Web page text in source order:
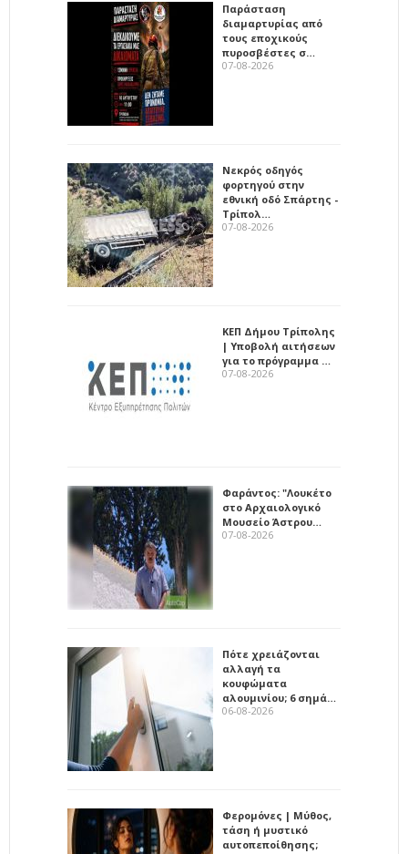
Παράσταση
διαμαρτυρίας από
τους εποχικούς
πυροσβέστες σ…
07-08-2026
Νεκρός οδηγός
φορτηγού στην
εθνική οδό Σπάρτης -
Τρίπολ…
07-08-2026
ΚΕΠ Δήμου Τρίπολης
| Υποβολή αιτήσεων
για το πρόγραμμα …
07-08-2026
Φαράντος: "Λουκέτο
στο Αρχαιολογικό
Μουσείο Άστρου…
07-08-2026
Πότε χρειάζονται
αλλαγή τα
κουφώματα
αλουμινίου; 6 σημά…
06-08-2026
Φερομόνες | Μύθος,
τάση ή μυστικό
αυτοπεποίθησης;